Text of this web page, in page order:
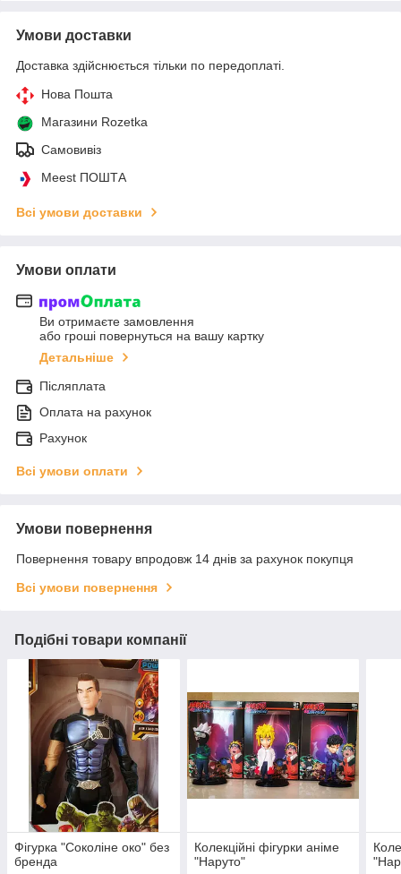
Умови доставки
Доставка здійснюється тільки по передоплаті.
Нова Пошта
Магазини Rozetka
Самовивіз
Meest ПОШТА
Всі умови доставки
Умови оплати
Ви отримаєте замовлення
або гроші повернуться на вашу картку
Детальніше
Післяплата
Оплата на рахунок
Рахунок
Всі умови оплати
Умови повернення
Повернення товару впродовж 14 днів за рахунок покупця
Всі умови повернення
Подібні товари компанії
Фігурка "Соколіне око" без
бренда
Колекційні фігурки аніме
"Наруто"